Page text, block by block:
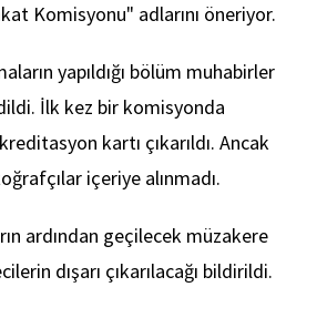
Komisyonu" adlarını öneriyor.
yapıldığı bölüm muhabirler
İlk kez bir komisyonda
kartı çıkarıldı. Ancak
içeriye alınmadı.
ardından geçilecek müzakere
dışarı çıkarılacağı bildirildi.